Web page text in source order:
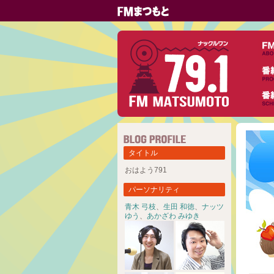
タイトル
おはよう791
パーソナリティ
青木 弓枝、 生田 和徳、 ナッツ
ゆう 、 あかざわ みゆき